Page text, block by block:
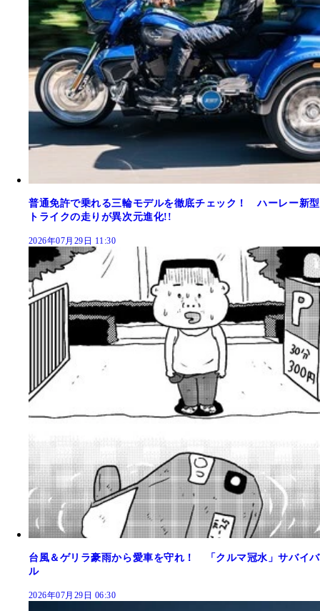
普通免許で乗れる三輪モデルを徹底チェック！ ハーレー新型
トライクの走りが異次元進化!!
2026年07月29日 11:30
台風＆ゲリラ豪雨から愛車を守れ！ 「クルマ冠水」サバイバ
ル
2026年07月29日 06:30